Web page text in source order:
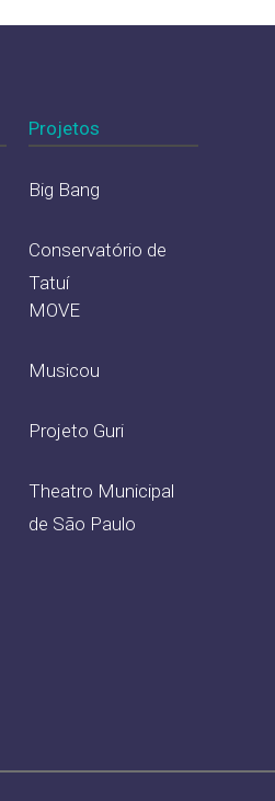
Projetos
Big Bang
Conservatório de
Tatuí
MOVE
Musicou
Projeto Guri
Theatro Municipal
de São Paulo